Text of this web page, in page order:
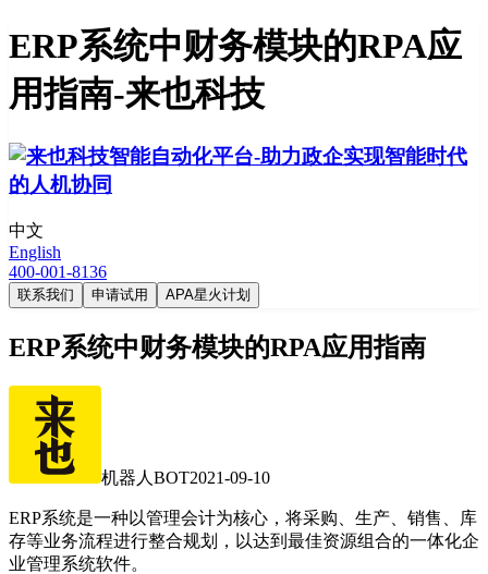
ERP系统中财务模块的RPA应
用指南-来也科技
中文
English
400-001-8136
联系我们 申请试用 APA星火计划
ERP系统中财务模块的RPA应用指南
机器人BOT2021-09-10
ERP系统是一种以管理会计为核心，将采购、生产、销售、库
存等业务流程进行整合规划，以达到最佳资源组合的一体化企
业管理系统软件。